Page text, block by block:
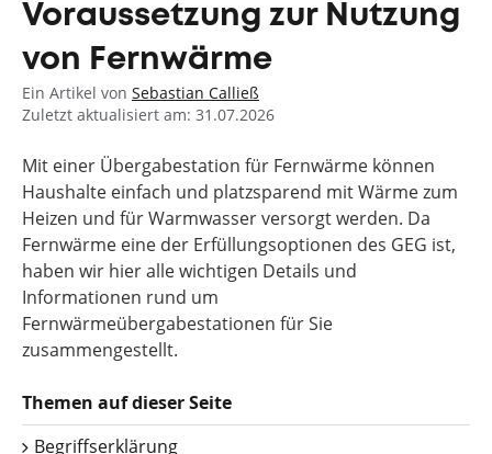
Voraussetzung zur Nutzung
von Fernwärme
Ein Artikel von Sebastian Calließ
Zuletzt aktualisiert am: 31.07.2026
Mit einer Übergabestation für Fernwärme können
Haushalte einfach und platzsparend mit Wärme zum
Heizen und für Warmwasser versorgt werden. Da
Fernwärme eine der Erfüllungsoptionen des GEG ist,
haben wir hier alle wichtigen Details und
Informationen rund um
Fernwärmeübergabestationen für Sie
zusammengestellt.
Themen auf dieser Seite
Begriffserklärung